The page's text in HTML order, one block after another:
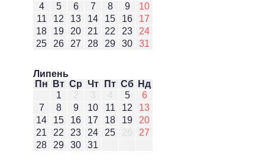
4
5 6 7 8 9
10
11
12 13 14 15 16
17
18
19 20 21 22 23
24
25
26 27 28 29 30 31
Липень
Пн
Вт Ср Чт Пт Сб Нд
1
5
6
7
8 9 10 11 12
13
14
15 16 17 18 19
20
21
22 23 24 25
27
28
29 30 31